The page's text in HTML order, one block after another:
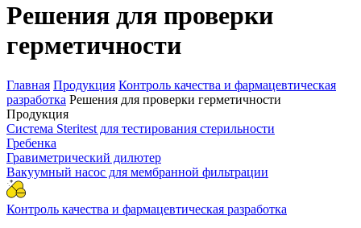
Решения для проверки
герметичности
Главная Продукция Контроль качества и фармацевтическая
разработка Решения для проверки герметичности
Продукция
Система Steritest для тестирования стерильности
Гребенка
Гравиметрический дилютер
Вакуумный насос для мембранной фильтрации
Контроль качества и фармацевтическая разработка